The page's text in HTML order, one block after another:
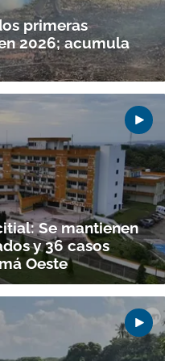
primeras
2026; acumula
Se mantienen
y 36 casos
Oeste